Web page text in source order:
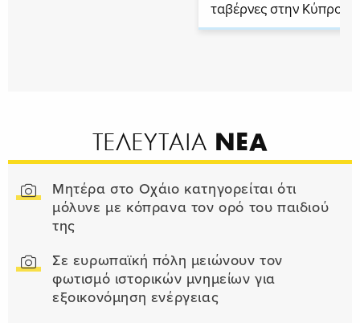
ταβέρνες στην Κύπρο
ΤΕΛΕΥΤΑΙΑ ΝΕΑ
Μητέρα στο Οχάιο κατηγορείται ότι
μόλυνε με κόπρανα τον ορό του παιδιού
της
Σε ευρωπαϊκή πόλη μειώνουν τον
φωτισμό ιστορικών μνημείων για
εξοικονόμηση ενέργειας